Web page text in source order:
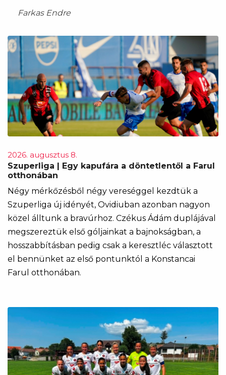
Farkas Endre
2026. augusztus 8.
Szuperliga | Egy kapufára a döntetlentől a Farul
otthonában
Négy mérkőzésből négy vereséggel kezdtük a
Szuperliga új idényét, Ovidiuban azonban nagyon
közel álltunk a bravúrhoz. Czékus Ádám duplájával
megszereztük első góljainkat a bajnokságban, a
hosszabbításban pedig csak a keresztléc választott
el bennünket az első pontunktól a Konstancai
Farul otthonában.